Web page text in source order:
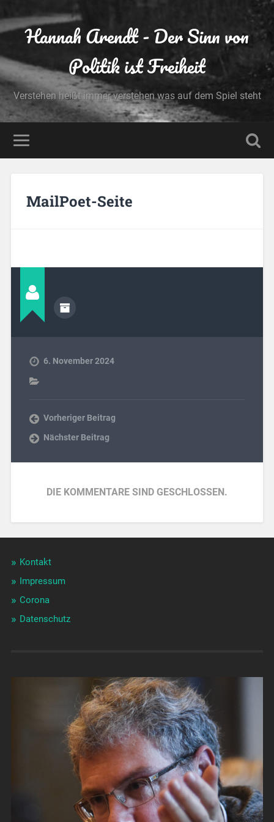
Hannah Arendt - Der Sinn von
Politik ist Freiheit
Verstehen heißt immer verstehen was auf dem Spiel steht
MailPoet-Seite
6. November 2024
Vorheriger Beitrag
Nächster Beitrag
DIE KOMMENTARE SIND GESCHLOSSEN.
Kontakt
Impressum
Corona
Datenschutz